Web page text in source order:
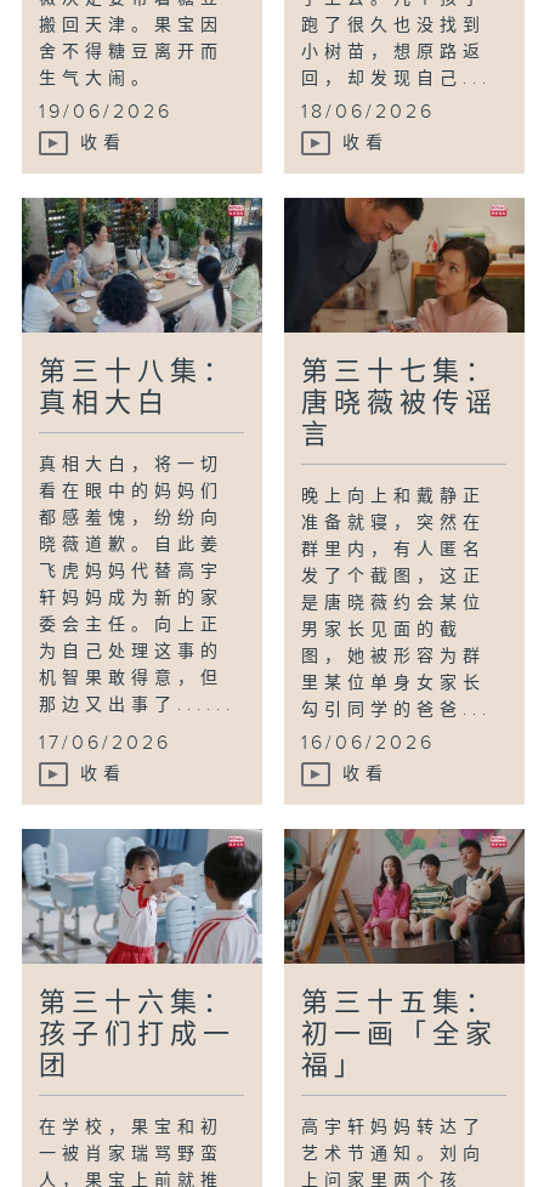
搬回天津。果宝因
舍不得糖豆离开而
生气大闹。
19/06/2026
收看
跑了很久也没找到
小树苗，想原路返
回，却发现自己...
18/06/2026
收看
第三十八集：
真相大白
真相大白，将一切
看在眼中的妈妈们
都感羞愧，纷纷向
晓薇道歉。自此姜
飞虎妈妈代替高宇
轩妈妈成为新的家
委会主任。向上正
为自己处理这事的
机智果敢得意，但
那边又出事了......
17/06/2026
收看
第三十七集：
唐晓薇被传谣
言
晚上向上和戴静正
准备就寝，突然在
群里内，有人匿名
发了个截图，这正
是唐晓薇约会某位
男家长见面的截
图，她被形容为群
里某位单身女家长
勾引同学的爸爸...
16/06/2026
收看
第三十六集：
孩子们打成一
团
在学校，果宝和初
一被肖家瑞骂野蛮
人，果宝上前就推
第三十五集：
初一画「全家
福」
高宇轩妈妈转达了
艺术节通知。刘向
上问家里两个孩